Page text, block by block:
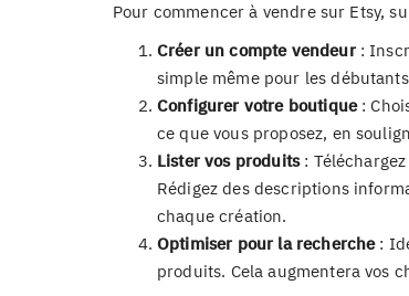
o
i
u
x
Pour commencer à vendre sur Etsy,
Créer un compte vendeur:
simple même pour les
Configurer votre boutique:
ce que vous proposez, en
Lister vos produits:
Rédigez des descriptions
chaque création.
Optimiser pour la recherche:
produits. Cela augmentera vos